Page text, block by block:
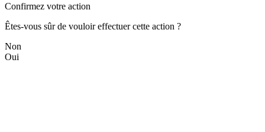
Confirmez votre action
Êtes-vous sûr de vouloir effectuer cette action ?
Non
Oui